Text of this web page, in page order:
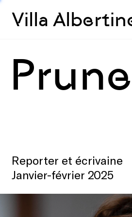
Villa
Reporter et écrivaine
Janvier-février 2025